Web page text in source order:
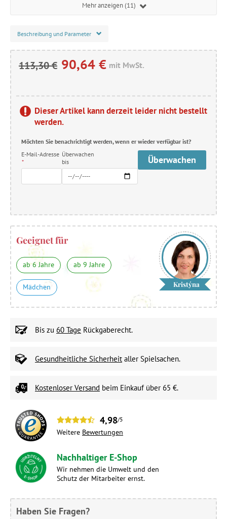
Mehr anzeigen (11)
Beschreibung und Parameter
113,30 € 90,64 € mit MwSt.
Dieser Artikel kann derzeit leider nicht bestellt
werden.
Möchten Sie benachrichtigt werden, wenn er wieder verfügbar ist?
E-Mail-Adresse
*
Überwachen
bis
Überwachen
Geeignet für
ab 6 Jahre ab 9 Jahre
Mädchen Kristýna
Bis zu 60 Tage Rückgaberecht.
Gesundheitliche Sicherheit aller Spielsachen.
Kostenloser Versand beim Einkauf über 65 €.
4,98/5
Weitere Bewertungen
Nachhaltiger E-Shop
Wir nehmen die Umwelt und den
Schutz der Mitarbeiter ernst.
Haben Sie Fragen?